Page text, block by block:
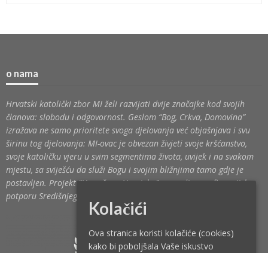
o nama
Hrvatski katolički zbor MI želi razvijati dvije značajke kod svojih
članova: slobodu i odgovornost. Geslom “Bog, Crkva, Domovina”
izražava ne samo prioritete svoga djelovanja već objašnjava i svu
širinu tog djelovanja: MI-ovac je obvezan živjeti svoje kršćanstvo,
svoje katoličku vjeru u svim segmentima života, uvijek i na svakom
mjestu, sa sviješću da služi Bogu i svojim bližnjima tamo gdje je
postavljen. Projekt “Umrežena Hrvatska” provodi se uz financijsku
potporu Središnjeg državnog ureda za Hrvate izvan Hrvatske.
Kolačići
Ova stranica koristi kolačiće (cookies)
kako bi poboljšala Vaše iskustvo